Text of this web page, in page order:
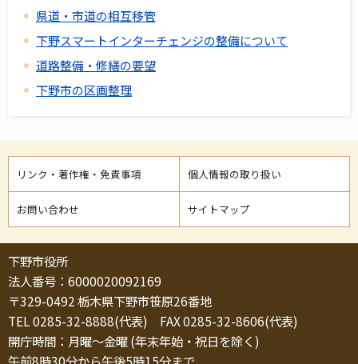
県道・市道の相互移管
下野スマートインターチェンジの整備について
道路整備・修繕の要望
下野市の区画整理
リンク・著作権・免責事項 個人情報の取り扱い
お問い合わせ サイトマップ
下野市役所
法人番号：6000020092169
〒329-0492 栃木県下野市笹原26番地
TEL 0285-32-8888(代表) FAX 0285-32-8606(代表)
開庁時間：月曜～金曜 (年末年始・祝日を除く)